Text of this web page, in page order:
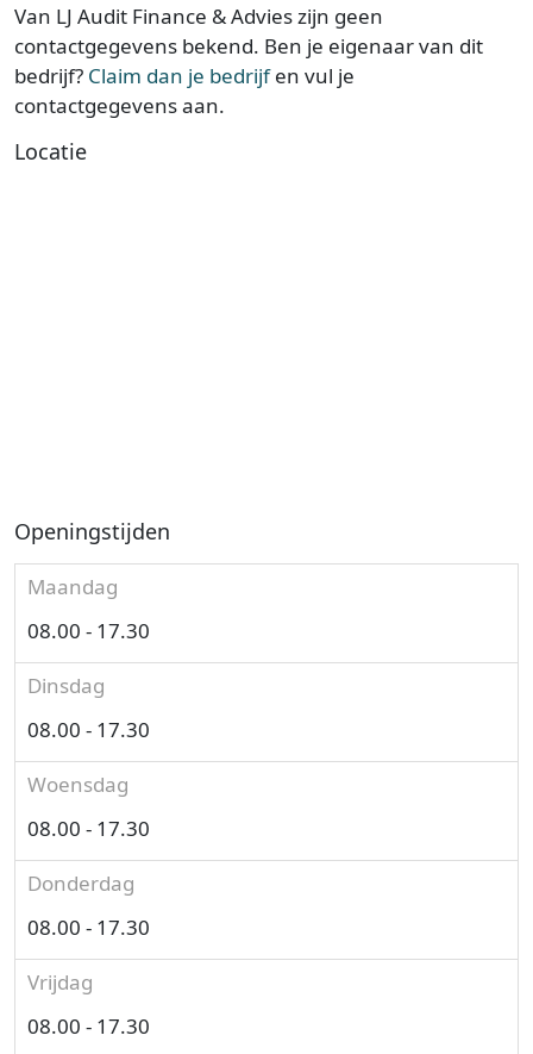
Van LJ Audit Finance & Advies zijn geen
contactgegevens bekend. Ben je eigenaar van dit
bedrijf? Claim dan je bedrijfen vul je
contactgegevens aan.
Locatie
Openingstijden
Maandag
08.00 - 17.30
Dinsdag
08.00 - 17.30
Woensdag
08.00 - 17.30
Donderdag
08.00 - 17.30
Vrijdag
08.00 - 17.30